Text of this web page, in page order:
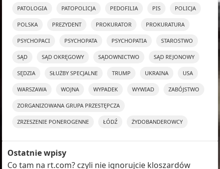
PATOLOGIA PATOPOLICJA PEDOFILIA PIS POLICJA
POLSKA PREZYDENT PROKURATOR PROKURATURA
PSYCHOPACI PSYCHOPATA PSYCHOPATIA STAROSTWO
SĄD SĄD OKRĘGOWY SĄDOWNICTWO SĄD REJONOWY
SĘDZIA SŁUŻBY SPECJALNE TRUMP UKRAINA USA
WARSZAWA WOJNA WYPADEK WYWIAD ZABÓJSTWO
ZORGANIZOWANA GRUPA PRZESTĘPCZA
ZRZESZENIE PONEROGENNE ŁÓDŹ ŻYDOBANDEROWCY
Ostatnie wpisy
Co tam na rt.com? czyli nie ignorujcie kloszardów